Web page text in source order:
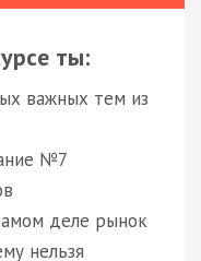
ты:
важных тем из
№7
деле рынок
нельзя